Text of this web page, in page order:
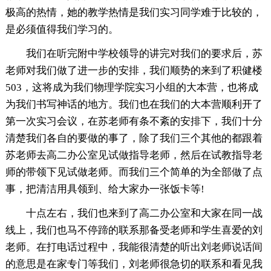
极高的热情，她的教学热情是我们实习同学难于比较的，
是必须值得我们学习的。
我们在听完附中学校领导的讲完对我们的要求后，苏
老师对我们做了进一步的安排，我们顺势的来到了积健楼
503，这将成为我们物理学院实习小组的大本营，也将成
为我们书写神话的地方。我们也在我们的大本营顺利开了
第一次实习会议，在苏老师有条不紊的安排下，我们十分
清楚我们各自的要做的事了，除了我们三个其他的都跟着
苏老师去高二办公室见试做指导老师，然后在试教指导老
师的带领下见试做老师。而我们三个简单的为全部做了点
事，把清洁用具领到、给大家办一张饭卡等!
十点左右，我们也来到了高二办公室和大家在同一战
线上，我们也马不停蹄的联系那备受老师和学生喜爱的刘
老师。在打电话过程中，我能很清楚的听出刘老师说话间
的意思是在家专门等我们，刘老师很急切的联系和看见我